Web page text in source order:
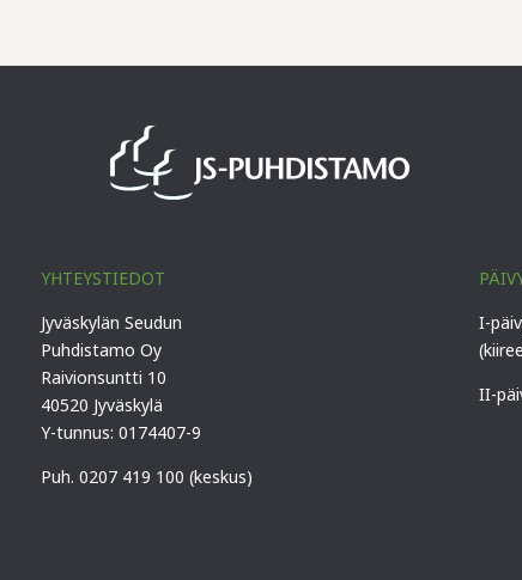
YHTEYSTIEDOT
Jyväskylän Seudun
Puhdistamo Oy
Raivionsuntti 10
40520 Jyväskylä
Y-tunnus: 0174407-9
Puh. 0207 419 100 (keskus)
I-
II-